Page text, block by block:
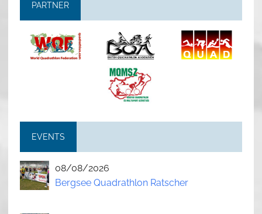
PARTNER
EVENTS
08/08/2026
Bergsee Quadrathlon Ratscher